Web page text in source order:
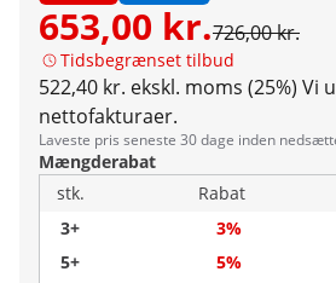
653,00 kr.726,00 kr.
Tidsbegrænset tilbud
522,40 kr. ekskl. moms (25%) Vi
nettofakturaer.
Laveste pris seneste 30 dage inden
Mængderabat
stk.
Rabat
3+
3%
5+
5%